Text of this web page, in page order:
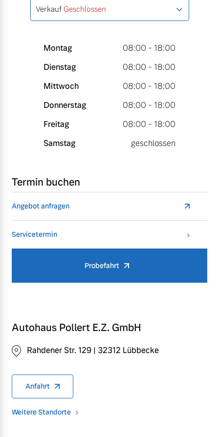
Verkauf Geschlossen
Montag
08:00 - 18:00
Dienstag
08:00 - 18:00
Mittwoch
08:00 - 18:00
Donnerstag
08:00 - 18:00
Freitag
08:00 - 18:00
Samstag
geschlossen
Termin buchen
Angebot anfragen
Servicetermin
Probefahrt
Autohaus Pollert E.Z. GmbH
Rahdener Str. 129 | 32312 Lübbecke
Anfahrt
Weitere Standorte